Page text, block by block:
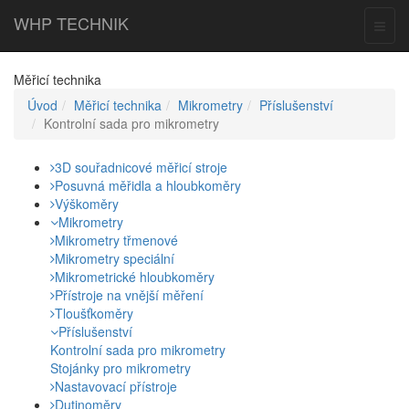
WHP TECHNIK
Měřicí technika
Úvod
Měřicí technika Mikrometry
Příslušenství
Kontrolní sada pro mikrometry
3D souřadnicové měřicí stroje
Posuvná měřidla a hloubkoměry
Výškoměry
Mikrometry
Mikrometry třmenové
Mikrometry speciální
Mikrometrické hloubkoměry
Přístroje na vnější měření
Tloušťkoměry
Příslušenství
Kontrolní sada pro mikrometry
Stojánky pro mikrometry
Nastavovací přístroje
Dutinoměry